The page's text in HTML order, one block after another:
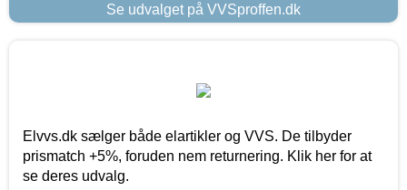
Se udvalget på VVSproffen.dk
Elvvs.dk sælger både elartikler og VVS. De tilbyder
prismatch +5%, foruden nem returnering. Klik her for at
se deres udvalg.